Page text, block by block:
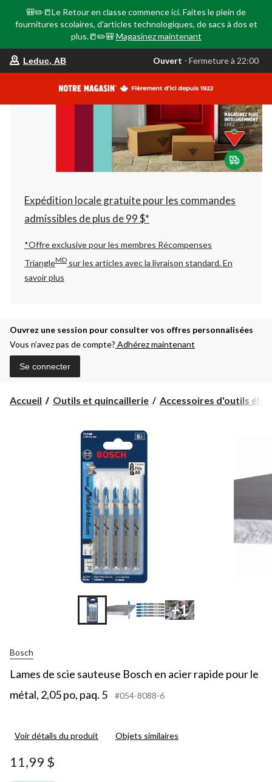
🎒✏️📒Le Retour en classe commence ici. Faites le plein de
fournitures scolaires, d'articles technologiques, de sacs à dos et
plus.📒✏️🎒 Magasinez maintenant
votre
est
AB,
Ouvert,
Fermeture
à
22:00
changer
Leduc, AB Ouvert ⋅ Fermeture à 22:00
Expédition locale gratuite pour les commandes
admissibles de plus de 99 $*
*Offre exclusive pour les membres Récompenses
TriangleMD sur les articles avec la livraison standard.En
savoir plus
Ouvrez une session pour consulter vos offres personnalisées
Vous n’avez pas de compte? Adhérez maintenant
Se connecter
Accueil Outils et quincaillerie Accessoires d'outils
+1
Bosch
Lames de scie sauteuse Bosch en acier rapide pour le
métal, 2,05 po, paq. 5
#054-8088-6
Voir détails du produit Objets similaires
11,99 $